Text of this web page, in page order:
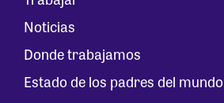
Noticias
Donde trabajamos
Estado de los padres del mundo